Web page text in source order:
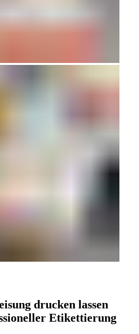
drucken lassen
Etikettierung